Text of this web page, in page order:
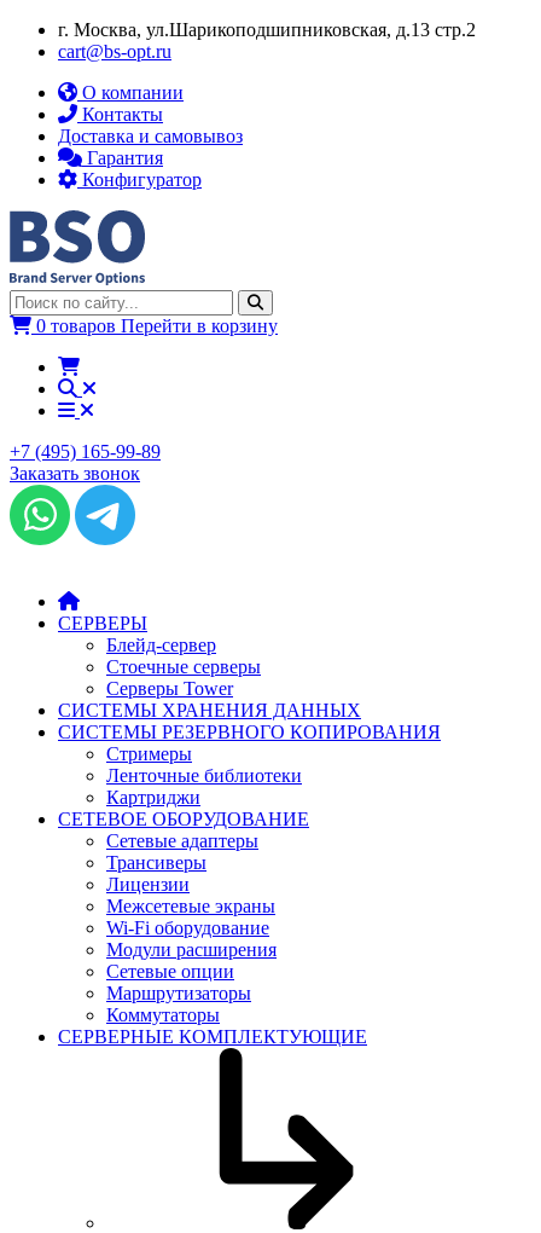
г. Москва, ул.​​Шарикоподшипниковская, д.13 стр.2
cart@bs-opt.ru
О компании
Контакты
Доставка и самовывоз
Гарантия
Конфигуратор
0 товаров Перейти в корзину
+7 (495) 165-99-89
Заказать звонок
СЕРВЕРЫ
Блейд-сервер
Стоечные серверы
Серверы Tower
СИСТЕМЫ ХРАНЕНИЯ ДАННЫХ
СИСТЕМЫ РЕЗЕРВНОГО КОПИРОВАНИЯ
Стримеры
Ленточные библиотеки
Картриджи
СЕТЕВОЕ ОБОРУДОВАНИЕ
Сетевые адаптеры
Трансиверы
Лицензии
Межсетевые экраны
Wi-Fi оборудование
Модули расширения
Сетевые опции
Маршрутизаторы
Коммутаторы
СЕРВЕРНЫЕ КОМПЛЕКТУЮЩИЕ